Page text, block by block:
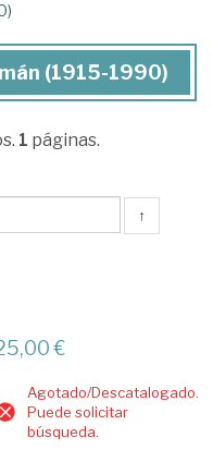
(1915-1990)
1 páginas.
↑
€
Agotado/Descatalogado.
Puede solicitar
búsqueda.